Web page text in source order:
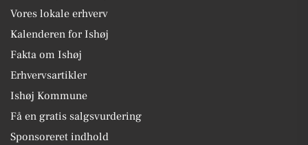
Vores lokale erhverv
Kalenderen for Ishøj
Fakta om Ishøj
Erhvervsartikler
Ishøj Kommune
Få en gratis salgsvurdering
Sponsoreret indhold